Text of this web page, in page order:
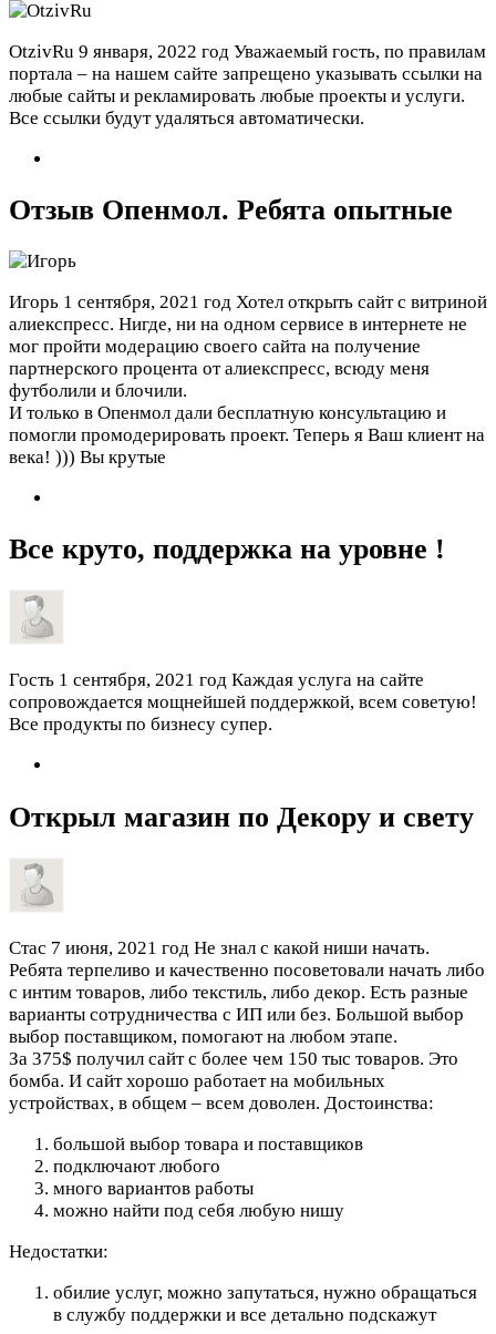
OtzivRu 9 января, 2022 год Уважаемый гость, по правилам
портала – на нашем сайте запрещено указывать ссылки на
любые сайты и рекламировать любые проекты и услуги.
Все ссылки будут удаляться автоматически.
Отзыв Опенмол. Ребята опытные
Игорь 1 сентября, 2021 год Хотел открыть сайт с витриной
алиекспресс. Нигде, ни на одном сервисе в интернете не
мог пройти модерацию своего сайта на получение
партнерского процента от алиекспресс, всюду меня
футболили и блочили.
И только в Опенмол дали бесплатную консультацию и
помогли промодерировать проект. Теперь я Ваш клиент на
века! ))) Вы крутые
Все круто, поддержка на уровне !
Гость 1 сентября, 2021 год Каждая услуга на сайте
сопровождается мощнейшей поддержкой, всем советую!
Все продукты по бизнесу супер.
Открыл магазин по Декору и свету
Стас 7 июня, 2021 год Не знал с какой ниши начать.
Ребята терпеливо и качественно посоветовали начать либо
с интим товаров, либо текстиль, либо декор. Есть разные
варианты сотрудничества с ИП или без. Большой выбор
выбор поставщиком, помогают на любом этапе.
За 375$ получил сайт с более чем 150 тыс товаров. Это
бомба. И сайт хорошо работает на мобильных
устройствах, в общем – всем доволен. Достоинства:
большой выбор товара и поставщиков
подключают любого
много вариантов работы
можно найти под себя любую нишу
Недостатки:
обилие услуг, можно запутаться, нужно обращаться
в службу поддержки и все детально подскажут